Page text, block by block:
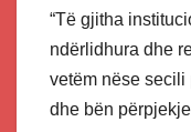
“Të gjitha
ndërlidhura dhe
vetëm nëse
dhe bën